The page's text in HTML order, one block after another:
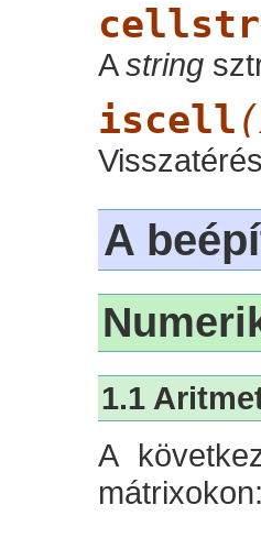
cellstr
Astring
iscell
A
1.1
A